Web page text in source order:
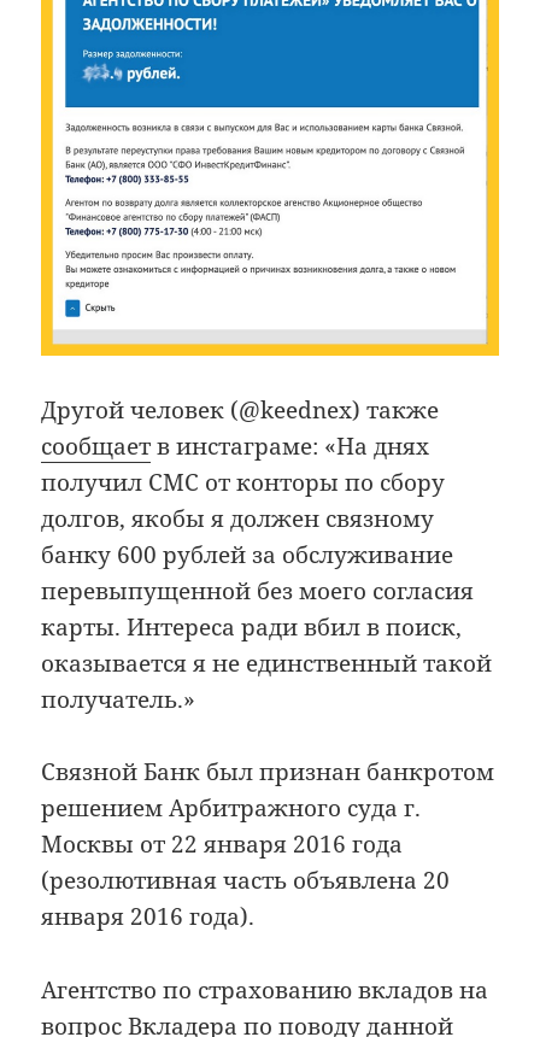
Другой человек (@keednex) также
сообщаетв инстаграме: «На днях
получил СМС от конторы по сбору
долгов, якобы я должен связному
банку 600 рублей за обслуживание
перевыпущенной без моего согласия
карты. Интереса ради вбил в поиск,
оказывается я не единственный такой
получатель.»
Связной Банк был признан банкротом
решением Арбитражного суда г.
Москвы от 22 января 2016 года
(резолютивная часть объявлена 20
января 2016 года).
Агентство по страхованию вкладов на
вопрос Вкладера по поводу данной